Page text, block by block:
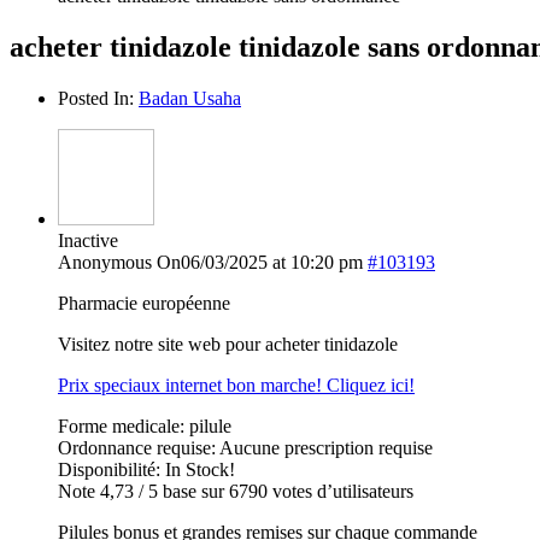
acheter tinidazole tinidazole sans
Posted In: Badan Usaha
Inactive
Anonymous On06/03/2025 at 10:20 pm #103193
Pharmacie européenne
Visitez notre site web pour acheter tinidazole
Prix speciaux internet bon marche! Cliquez ici!
Forme medicale: pilule
Ordonnance requise: Aucune prescription requise
Disponibilité: In Stock!
Note 4,73 / 5 base sur 6790 votes d’utilisateurs
Pilules bonus et grandes remises sur chaque commande